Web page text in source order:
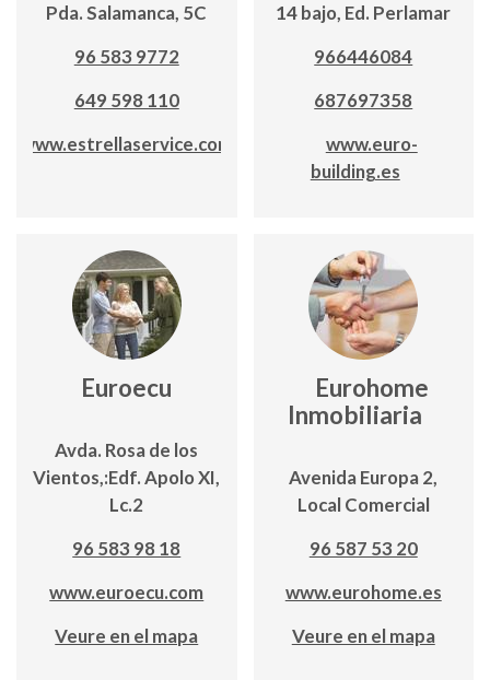
Pda. Salamanca, 5C
96 583 9772
649 598 110
www.estrellaservice.com
14 bajo, Ed. Perlamar
966446084
687697358
www.euro-
building.es
Euroecu
Avda. Rosa de los
Vientos,:Edf. Apolo XI,
Lc.2
96 583 98 18
www.euroecu.com
Veure en el mapa
Eurohome
Inmobiliaria
Avenida Europa 2,
Local Comercial
96 587 53 20
www.eurohome.es
Veure en el mapa